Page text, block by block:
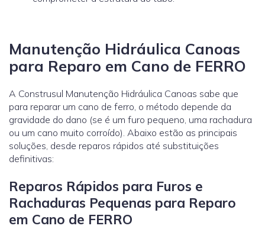
Manutenção Hidráulica Canoas
para Reparo em Cano de FERRO
A Construsul Manutenção Hidráulica Canoas sabe que
para reparar um cano de ferro, o método depende da
gravidade do dano (se é um furo pequeno, uma rachadura
ou um cano muito corroído). Abaixo estão as principais
soluções, desde reparos rápidos até substituições
definitivas:
Reparos Rápidos para Furos e
Rachaduras Pequenas para Reparo
em Cano de FERRO